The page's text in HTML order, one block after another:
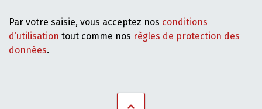
Par votre saisie, vous acceptez nos conditions
d’utilisation tout comme nos règles de protection des
données.